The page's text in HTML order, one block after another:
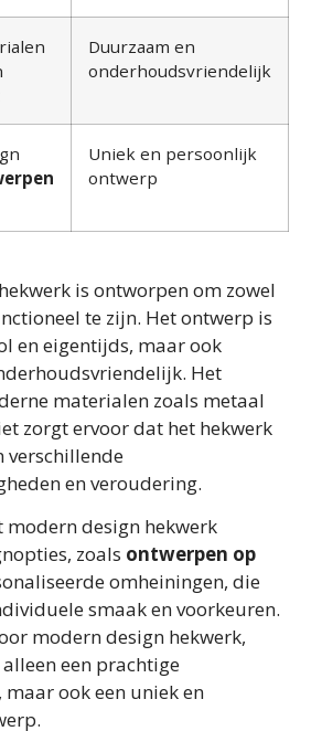
Duurzaam en
onderhoudsvriendelijk
Uniek en persoonlijk
ontwerp
is ontworpen om zowel
te zijn. Het ontwerp is
en eigentijds, maar ook
Het
materialen zoals metaal
zorgt ervoor dat het hekwerk
verschillende
en veroudering.
modern design hekwerk
zoals ontwerpen op
omheiningen, die
smaak en voorkeuren.
modern design hekwerk,
een prachtige
ook een uniek en